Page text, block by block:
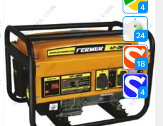
4
24
18
4